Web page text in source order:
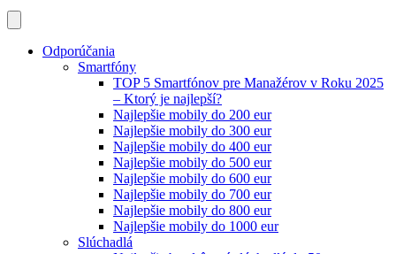
Odporúčania
Smartfóny
TOP 5 Smartfónov pre Manažérov v Roku 2025
– Ktorý je najlepší?
Najlepšie mobily do 200 eur
Najlepšie mobily do 300 eur
Najlepšie mobily do 400 eur
Najlepšie mobily do 500 eur
Najlepšie mobily do 600 eur
Najlepšie mobily do 700 eur
Najlepšie mobily do 800 eur
Najlepšie mobily do 1000 eur
Slúchadlá